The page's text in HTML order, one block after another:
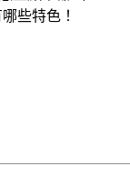
些特色！